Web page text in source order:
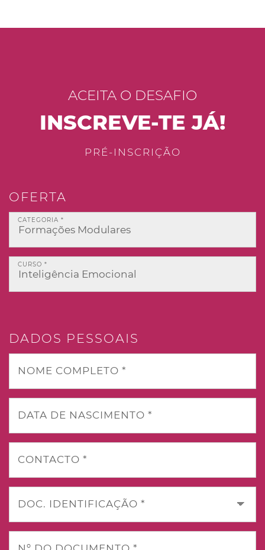
ACEITA O DESAFIO
INSCREVE-TE JÁ!
PRÉ-INSCRIÇÃO
OFERTA
CATEGORIA *
CURSO *
DADOS PESSOAIS
NOME COMPLETO *
DATA DE NASCIMENTO *
CONTACTO *
DOC. IDENTIFICAÇÃO *